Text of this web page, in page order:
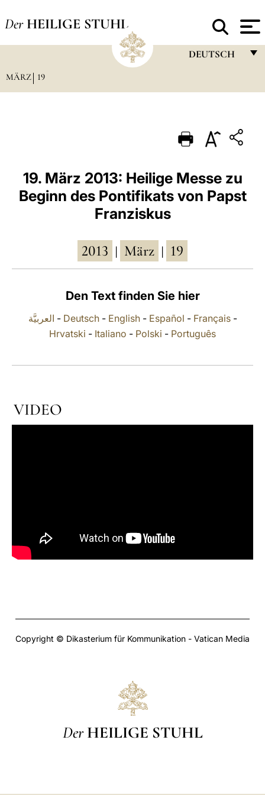
Der HEILIGE STUHL
DEUTSCH
PORTUGUÊS
ESPAÑOL
DEUTSCH
MÄRZ 19
19. März 2013: Heilige Messe zu
Beginn des Pontifikats von Papst
Franziskus
2013 März 19
Den Text finden Sie hier
العربيَّة - Deutsch- English- Español - Français-
Hrvatski - Italiano - Polski - Português
VIDEO
Copyright © Dikasterium für Kommunikation - Vatican Media
Der HEILIGE STUHL